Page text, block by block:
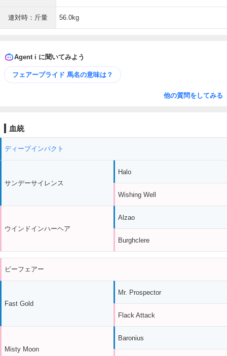
連対時：斤量 56.0kg
Agent i に聞いてみよう
フェアープライド 馬名の意味は？
他の質問をしてみる
血統
ディープインパクト
サンデーサイレンス
ウインドインハーヘア
Halo
Wishing Well
Alzao
Burghclere
ビーフェアー
Fast Gold
Misty Moon
Mr. Prospector
Flack Attack
Baronius